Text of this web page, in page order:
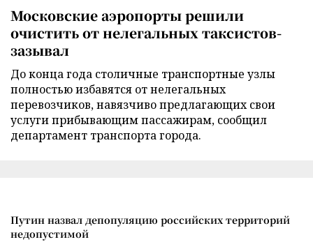
Московские аэропорты решили
очистить от нелегальных таксистов-
зазывал
До конца года столичные транспортные узлы
полностью избавятся от нелегальных
перевозчиков, навязчиво предлагающих свои
услуги прибывающим пассажирам, сообщил
департамент транспорта города.
Путин назвал депопуляцию российских территорий
недопустимой